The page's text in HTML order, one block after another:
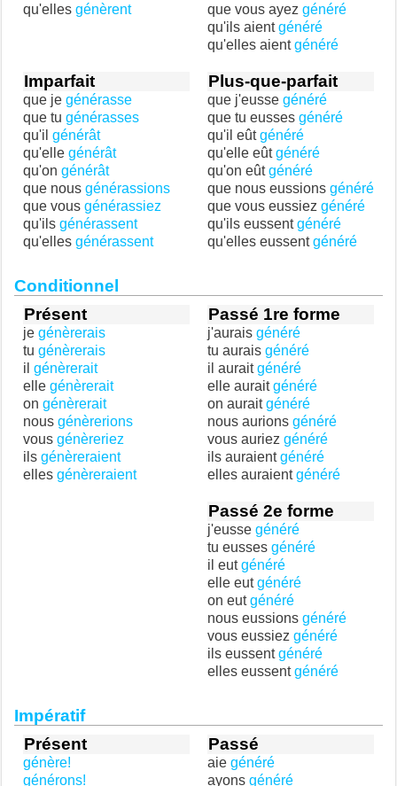
qu'elles génèrent
que vous ayez généré
qu'ils aientgénéré
qu'elles aientgénéré
Imparfait
que je générasse
que tu générasses
qu'il générât
qu'elle générât
qu'on générât
que nous générassions
que vous générassiez
qu'ils générassent
qu'elles générassent
Plus-que-parfait
que j'eusse généré
que tu eusses généré
qu'il eûtgénéré
qu'elle eûtgénéré
qu'on eûtgénéré
que nous eussions généré
que vous eussiez généré
qu'ils eussentgénéré
qu'elles eussentgénéré
Conditionnel
Présent
je génèrerais
tu génèrerais
il génèrerait
elle génèrerait
on génèrerait
nous génèrerions
vous génèreriez
ils génèreraient
elles génèreraient
Passé 1re forme
j'aurais généré
tu aurais généré
il auraitgénéré
elle auraitgénéré
on auraitgénéré
nous aurions généré
vous auriez généré
ils auraientgénéré
elles auraientgénéré
Passé 2e forme
j'eusse généré
tu eusses généré
il eutgénéré
elle eutgénéré
on eutgénéré
nous eussions généré
vous eussiez généré
ils eussentgénéré
elles eussentgénéré
Impératif
Présent
génère!
générons!
Passé
aie généré
ayons généré